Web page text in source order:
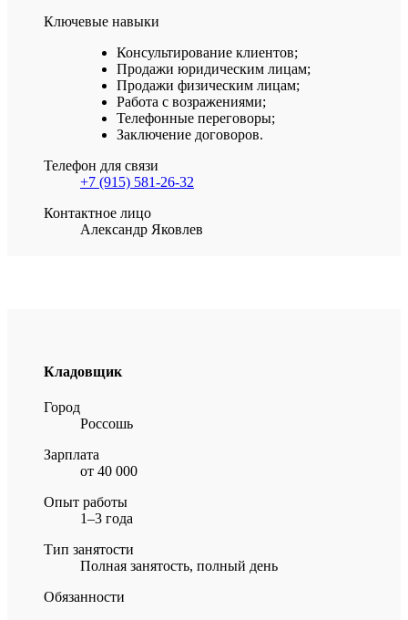
Ключевые навыки
Консультирование клиентов;
Продажи юридическим лицам;
Продажи физическим лицам;
Работа с возражениями;
Телефонные переговоры;
Заключение договоров.
Телефон для связи
+7 (915) 581-26-32
Контактное лицо
Александр Яковлев
Кладовщик
Город
Россошь
Зарплата
от 40 000
Опыт работы
1–3 года
Тип занятости
Полная занятость, полный день
Обязанности